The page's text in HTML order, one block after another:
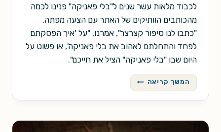
לכבוד מלאות עשר שנים ל"בלי פאניקה" פנינו לכמה
מהכותבים הוותיקים של האתר עם הצעה מפתה.
"כתבו לנו סיפור קצרצר", אמרנו, "על 'איך הפסקתם
לפחד והתחלתם לאהוב את בלי פאניקה', או פשוט על
היום שבו "בלי פאניקה" הציל את חייכם".
המשך קריאה סיפורי
העשור
–
ראשון